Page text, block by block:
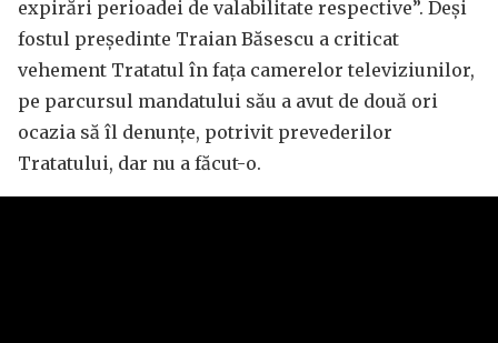
expirări perioadei de valabilitate respective”. Deși
fostul președinte Traian Băsescu a criticat
vehement Tratatul în fața camerelor televiziunilor,
pe parcursul mandatului său a avut de două ori
ocazia să îl denunțe, potrivit prevederilor
Tratatului, dar nu a făcut-o.